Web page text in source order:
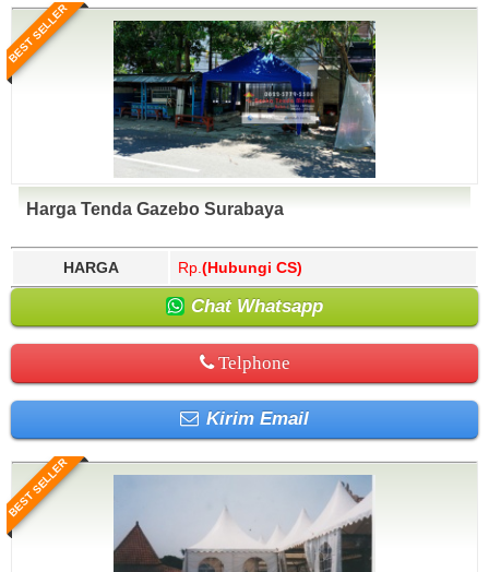
BEST SELLER
Harga Tenda Gazebo Surabaya
HARGA Rp. (Hubungi CS)
Chat Whatsapp
Telphone
Kirim Email
BEST SELLER